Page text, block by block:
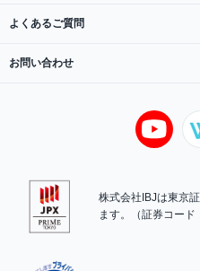
よくあるご質問
お問い合わせ
株式会社IBJは東京
ます。（証券コード